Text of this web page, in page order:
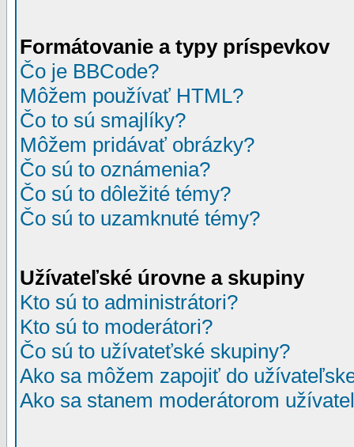
Formátovanie a typy príspevkov
Čo je BBCode?
Môžem používať HTML?
Čo to sú smajlíky?
Môžem pridávať obrázky?
Čo sú to oznámenia?
Čo sú to dôležité témy?
Čo sú to uzamknuté témy?
Užívateľské úrovne a skupiny
Kto sú to administrátori?
Kto sú to moderátori?
Čo sú to užívateťské skupiny?
Ako sa môžem zapojiť do
Ako sa stanem moderátorom